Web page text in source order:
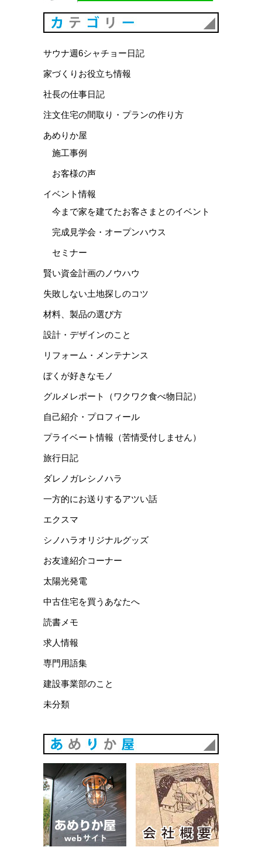
サウナ週6シャチョー日記
家づくりお役立ち情報
社長の仕事日記
注文住宅の間取り・プランの作り方
あめりか屋
施工事例
お客様の声
イベント情報
今まで家を建てたお客さまとのイベント
完成見学会・オープンハウス
セミナー
賢い資金計画のノウハウ
失敗しない土地探しのコツ
材料、製品の選び方
設計・デザインのこと
リフォーム・メンテナンス
ぼくが好きなモノ
グルメレポート（ワクワク食べ物日記）
自己紹介・プロフィール
プライベート情報（苦情受付しません）
旅行日記
ダレノガレシノハラ
一方的にお送りするアツい話
エクスマ
シノハラオリジナルグッズ
お友達紹介コーナー
太陽光発電
中古住宅を買うあなたへ
読書メモ
求人情報
専門用語集
建設事業部のこと
未分類
あめりか屋WEBサイト